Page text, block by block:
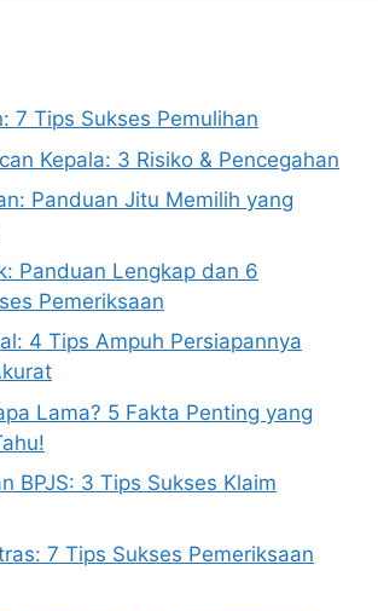
7 Tips Sukses Pemulihan
Kepala: 3 Risiko & Pencegahan
Panduan Jitu Memilih yang
Panduan Lengkap dan 6
Pemeriksaan
4 Tips Ampuh Persiapannya
Lama? 5 Fakta Penting yang
BPJS: 3 Tips Sukses Klaim
7 Tips Sukses Pemeriksaan